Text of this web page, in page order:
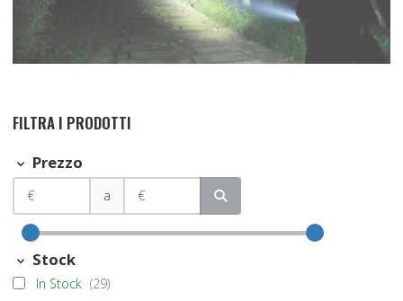
FILTRA I PRODOTTI
Prezzo
a
Stock
In Stock (29)